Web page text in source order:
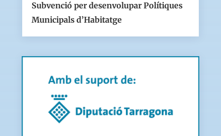
Subvenció per desenvolupar Polítiques
Municipals d’Habitatge